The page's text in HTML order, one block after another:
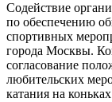
Содействие
по обеспечению
спортивных
города Москвы.
согласование
любительских
катания на